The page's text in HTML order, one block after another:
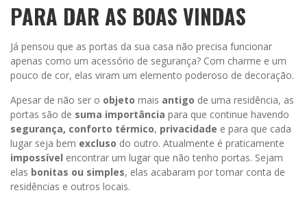
PARA DAR AS BOAS VINDAS
Já pensou que as portas da sua casa não precisa funcionar
apenas como um acessório de segurança? Com charme e um
pouco de cor, elas viram um elemento poderoso de decoração.
Apesar de não ser o objeto mais antigo de uma residência, as
portas são de suma importância para que continue havendo
segurança, conforto térmico, privacidade e para que cada
lugar seja bem excluso do outro. Atualmente é praticamente
impossível encontrar um lugar que não tenho portas. Sejam
elas bonitas ou simples, elas acabaram por tomar conta de
residências e outros locais.